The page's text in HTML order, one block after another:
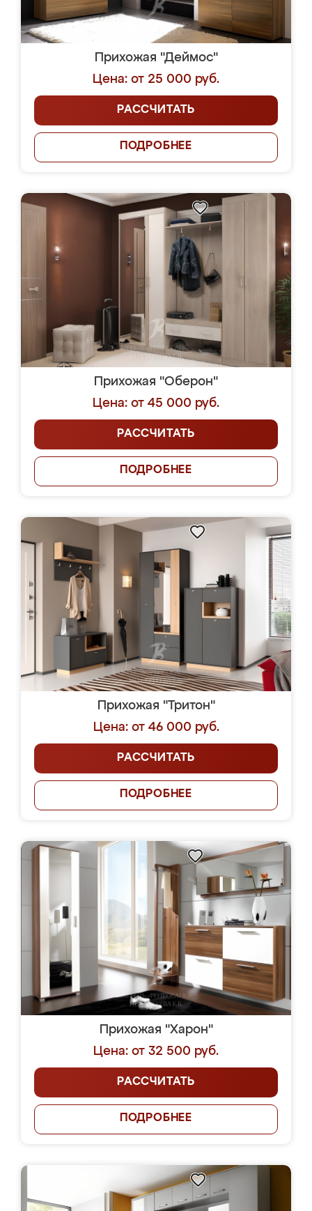
Прихожая "Деймос"
Цена: от 25 000 руб.
РАССЧИТАТЬ
ПОДРОБНЕЕ
Прихожая "Оберон"
Цена: от 45 000 руб.
РАССЧИТАТЬ
ПОДРОБНЕЕ
Прихожая "Тритон"
Цена: от 46 000 руб.
РАССЧИТАТЬ
ПОДРОБНЕЕ
Прихожая "Харон"
Цена: от 32 500 руб.
РАССЧИТАТЬ
ПОДРОБНЕЕ